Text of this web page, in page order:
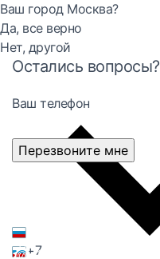
Ваш город Москва?
Да, все верно
Нет, другой
Остались вопросы?
Ваш телефон
+7
Перезвоните мне